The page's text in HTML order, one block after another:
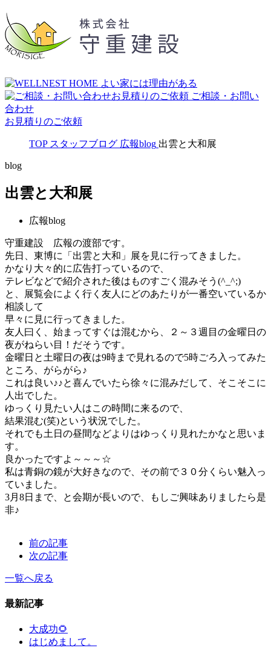
ご相談・お問い
合わせ
お見積りのご依頼
TOP スタッフブログ 広報blog 出雲と大和展
blog
出雲と大和展
広報blog
守重建設 広報の渡部です。
先日、東博に「出雲と大和」展を見に行ってきました。
かなり大々的に広告打っているので、
テレビなどで紹介された後はものすごく混みそう(^_^;)
と、展覧会によく行く友人にどのあたりが一番空いているか
相談して
早々に見に行ってきました。
友人曰く、始まってすぐは混むから、２～３週目の金曜日の
夜がねらい目！だそうです。
金曜日と土曜日の夜は9時まで見れるので5時ごろ入ってみた
ところ、がらがら♪
これは良い♪♪と喜んでいたら徐々に混みだして、そこそこに
人出でした。
ゆっくり見たい人はこの時間に来るので、
結果混む(笑)という状況でした。
それでも土日の昼間などよりはゆっくり見れたかなと思いま
す。
良かったですよ～～～☆
私は青銅の鏡が大好きなので、その前で３０分くらい魅入っ
ていました。
3月8日まで、と会期が長いので、もしご興味ありましたら是
非♪
前の記事
次の記事
一覧へ戻る
最新記事
大成功🌻
はじめまして。